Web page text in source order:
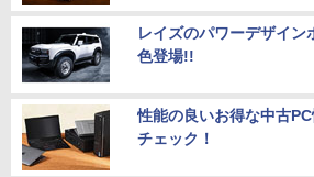
レイズのパワーデザイン
色登場!!
性能の良いお得な中古
チェック！